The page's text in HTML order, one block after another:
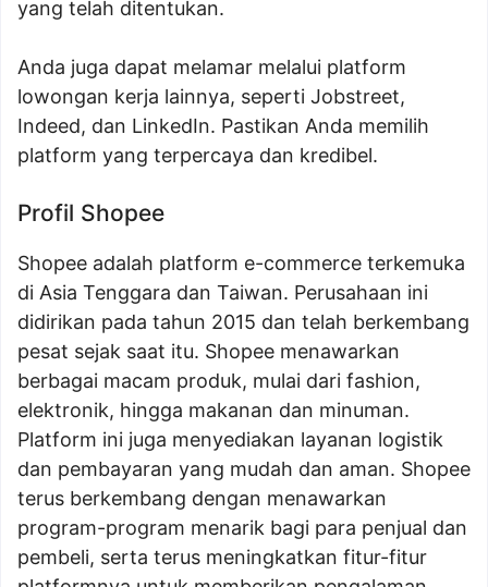
yang telah ditentukan.
Anda juga dapat melamar melalui platform
lowongan kerja lainnya, seperti Jobstreet,
Indeed, dan LinkedIn. Pastikan Anda memilih
platform yang terpercaya dan kredibel.
Profil Shopee
Shopee adalah platform e-commerce terkemuka
di Asia Tenggara dan Taiwan. Perusahaan ini
didirikan pada tahun 2015 dan telah berkembang
pesat sejak saat itu. Shopee menawarkan
berbagai macam produk, mulai dari fashion,
elektronik, hingga makanan dan minuman.
Platform ini juga menyediakan layanan logistik
dan pembayaran yang mudah dan aman. Shopee
terus berkembang dengan menawarkan
program-program menarik bagi para penjual dan
pembeli, serta terus meningkatkan fitur-fitur